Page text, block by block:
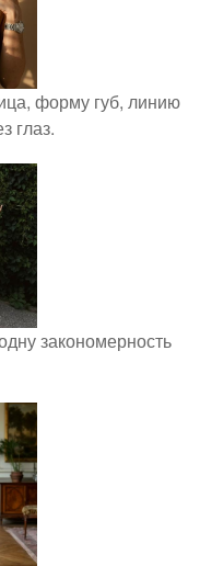
форму губ, линию
глаз.
закономерность